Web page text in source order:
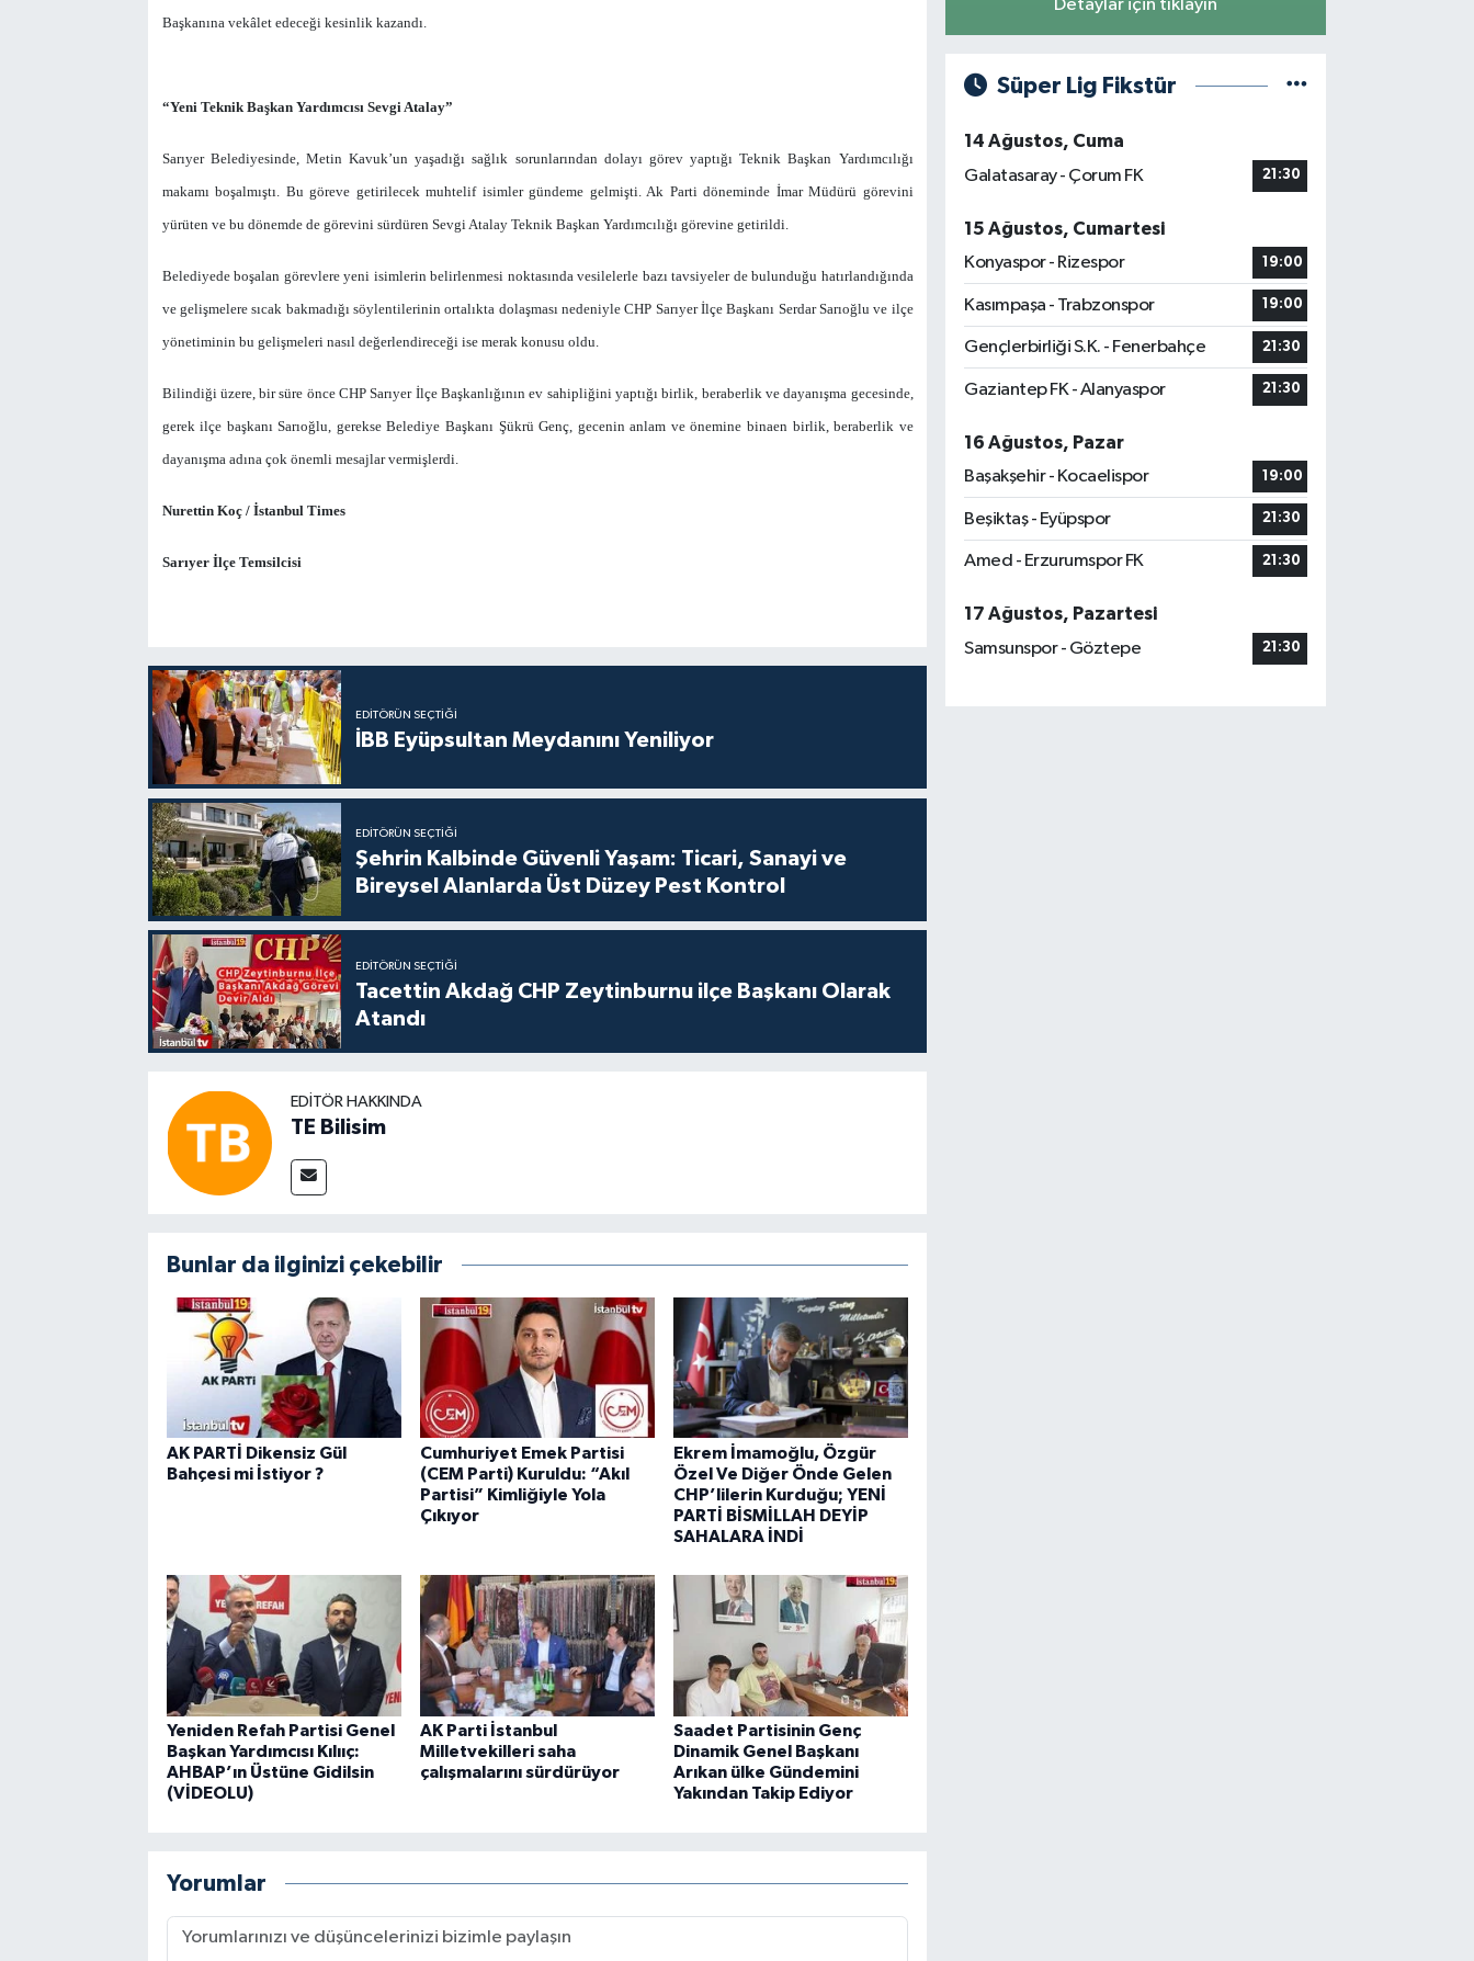
Başkanına vekâlet edeceği kesinlik kazandı.
“Yeni Teknik Başkan Yardımcısı Sevgi Atalay”
Sarıyer Belediyesinde, Metin Kavuk’un yaşadığı sağlık sorunlarından dolayı görev yaptığı Teknik Başkan Yardımcılığı
makamı boşalmıştı. Bu göreve getirilecek muhtelif isimler gündeme gelmişti. Ak Parti döneminde İmar Müdürü görevini
yürüten ve bu dönemde de görevini sürdüren Sevgi Atalay Teknik Başkan Yardımcılığı görevine getirildi.
Belediyede boşalan görevlere yeni isimlerin belirlenmesi noktasında vesilelerle bazı tavsiyeler de bulunduğu hatırlandığında
ve gelişmelere sıcak bakmadığı söylentilerinin ortalıkta dolaşması nedeniyle CHP Sarıyer İlçe Başkanı Serdar Sarıoğlu ve ilçe
yönetiminin bu gelişmeleri nasıl değerlendireceği ise merak konusu oldu.
Bilindiği üzere, bir süre önce CHP Sarıyer İlçe Başkanlığının ev sahipliğini yaptığı birlik, beraberlik ve dayanışma gecesinde,
gerek ilçe başkanı Sarıoğlu, gerekse Belediye Başkanı Şükrü Genç, gecenin anlam ve önemine binaen birlik, beraberlik ve
dayanışma adına çok önemli mesajlar vermişlerdi.
Nurettin Koç / İstanbul Times
Sarıyer İlçe Temsilcisi
EDITÖRÜN SEÇTIĞI
İBB Eyüpsultan Meydanını Yeniliyor
EDITÖRÜN SEÇTIĞI
Şehrin Kalbinde Güvenli Yaşam: Ticari, Sanayi ve
Bireysel Alanlarda Üst Düzey Pest Kontrol
EDITÖRÜN SEÇTIĞI
Tacettin Akdağ CHP Zeytinburnu ilçe Başkanı Olarak
Atandı
EDITÖR HAKKINDA
TE Bilisim
Bunlar da ilginizi çekebilir
AK PARTİ Dikensiz Gül
Bahçesi mi İstiyor ?
Cumhuriyet Emek Partisi
(CEM Parti) Kuruldu: “Akıl
Partisi” Kimliğiyle Yola
Çıkıyor
Ekrem İmamoğlu, Özgür
Özel Ve Diğer Önde Gelen
CHP’lilerin Kurduğu; YENİ
PARTİ BİSMİLLAH DEYİP
SAHALARA İNDİ
Yeniden Refah Partisi Genel
Başkan Yardımcısı Kılııç:
AHBAP’ın Üstüne Gidilsin
(VİDEOLU)
AK Parti İstanbul
Milletvekilleri saha
çalışmalarını sürdürüyor
Saadet Partisinin Genç
Dinamik Genel Başkanı
Arıkan ülke Gündemini
Yakından Takip Ediyor
Yorumlar
Detaylar için tıklayın
Süper Lig Fikstür
14 Ağustos, Cuma
Galatasaray - Çorum FK
21:30
15 Ağustos, Cumartesi
Konyaspor - Rizespor
19:00
Kasımpaşa - Trabzonspor 19:00
Gençlerbirliği S.K. - Fenerbahçe 21:30
Gaziantep FK - Alanyaspor 21:30
16 Ağustos, Pazar
Başakşehir - Kocaelispor
19:00
Beşiktaş - Eyüpspor 21:30
Amed - Erzurumspor FK 21:30
17 Ağustos, Pazartesi
Samsunspor - Göztepe
21:30